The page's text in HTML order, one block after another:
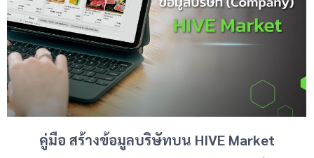
คู่มือ สร้างข้อมูลบริษัทบน HIVE Market